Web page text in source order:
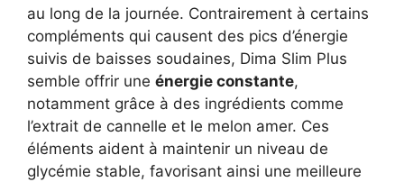
au long de la journée. Contrairement à certains
compléments qui causent des pics d’énergie
suivis de baisses soudaines, Dima Slim Plus
semble offrir une énergie constante,
notamment grâce à des ingrédients comme
l’extrait de cannelle et le melon amer. Ces
éléments aident à maintenir un niveau de
glycémie stable, favorisant ainsi une meilleure